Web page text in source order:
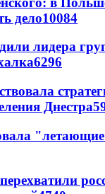
дело10084
лидера
6296
Днестра